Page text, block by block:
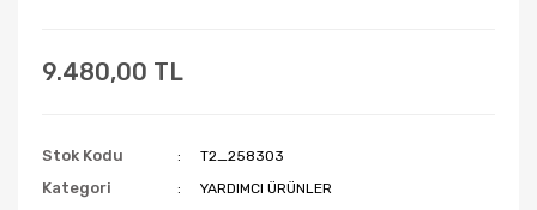
9.480,00 TL
Stok Kodu T2_258303
Kategori YARDIMCI ÜRÜNLER